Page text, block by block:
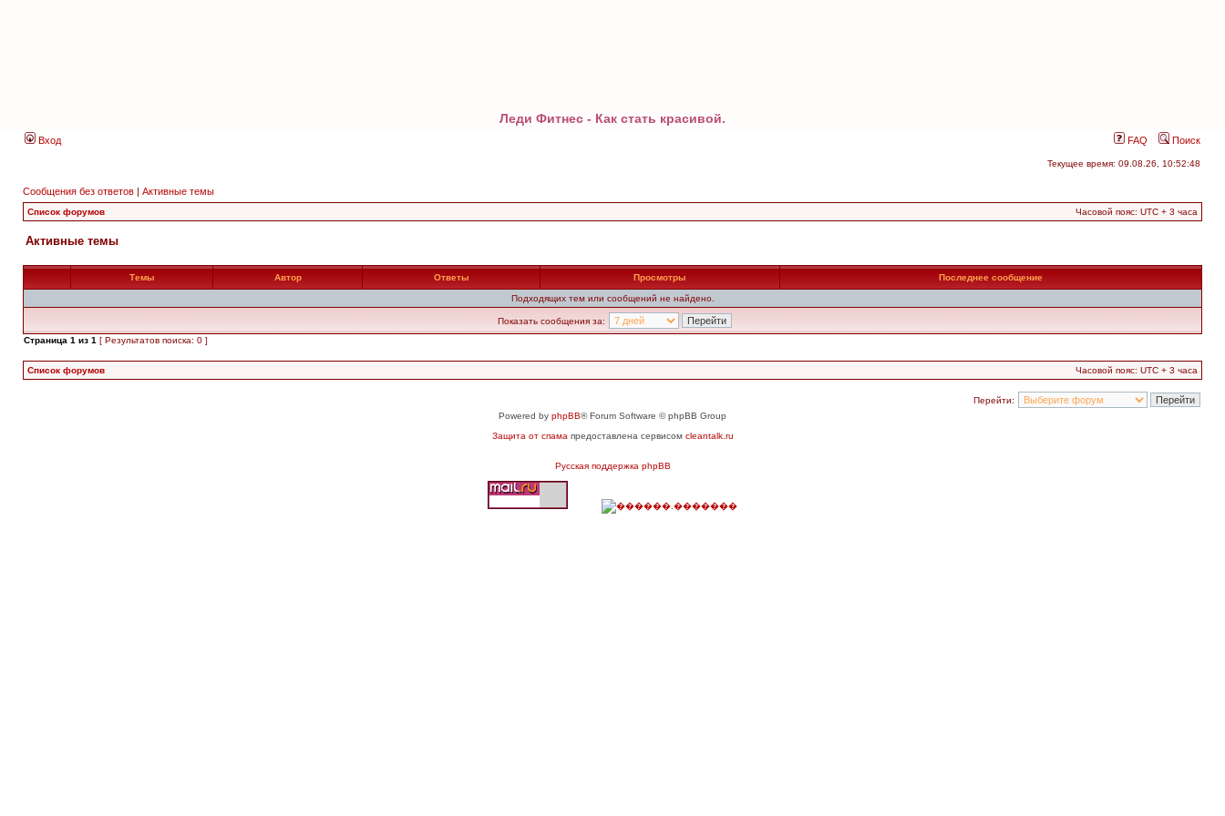
Леди Фитнес - Как стать красивой.
Вход FAQ Поиск
Текущее время: 09.08.26, 10:52:48
Сообщения без ответов | Активные темы
Список форумов Часовой пояс: UTC + 3 часа
Активные темы
Темы Автор Ответы Просмотры Последнее сообщение
Подходящих тем или сообщений не найдено.
Показать сообщения за:
Страница 1 из 1 [ Результатов поиска: 0 ]
Список форумов Часовой пояс: UTC + 3 часа
Перейти:
Powered by phpBB® Forum Software © phpBB Group
Защита от спама предоставлена сервисом cleantalk.ru
Русская поддержка phpBB